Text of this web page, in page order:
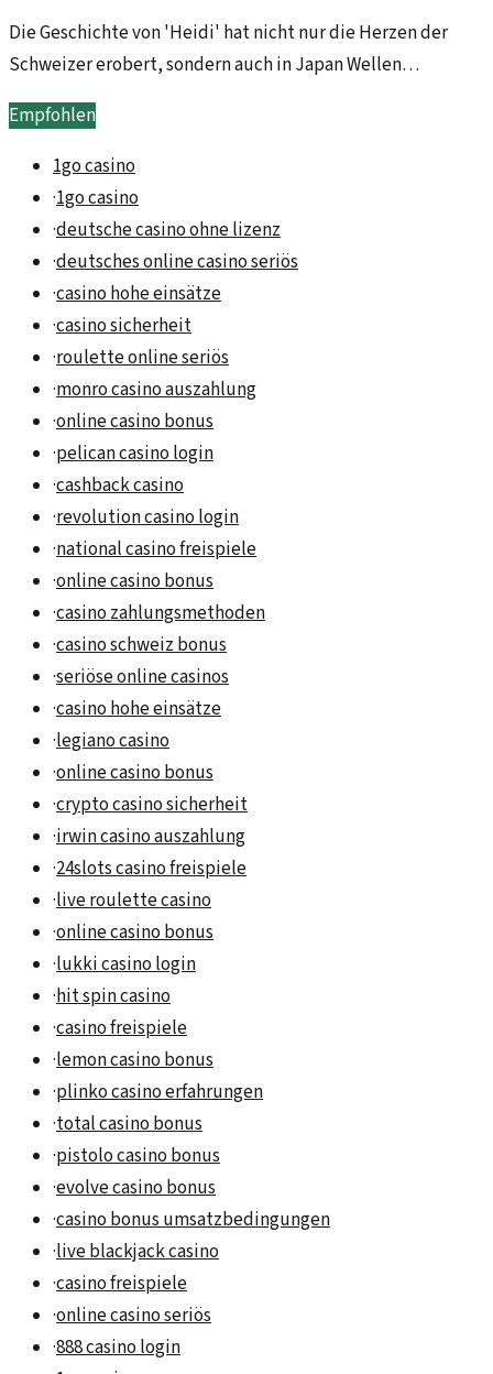
Die Geschichte von 'Heidi' hat nicht nur die Herzen der
Schweizer erobert, sondern auch in Japan Wellen
geschlagen. Wie eine einfache Erzählung Kulturen
verbinden kann.
Empfohlen
1go casino
·1go casino
·deutsche casino ohne lizenz
·deutsches online casino seriös
·casino hohe einsätze
·casino sicherheit
·roulette online seriös
·monro casino auszahlung
·online casino bonus
·pelican casino login
·cashback casino
·revolution casino login
·national casino freispiele
·online casino bonus
·casino zahlungsmethoden
·casino schweiz bonus
·seriöse online casinos
·casino hohe einsätze
·legiano casino
·online casino bonus
·crypto casino sicherheit
·irwin casino auszahlung
·24slots casino freispiele
·live roulette casino
·online casino bonus
·lukki casino login
·hit spin casino
·casino freispiele
·lemon casino bonus
·plinko casino erfahrungen
·total casino bonus
·pistolo casino bonus
·evolve casino bonus
·casino bonus umsatzbedingungen
·live blackjack casino
·casino freispiele
·online casino seriös
·888 casino login